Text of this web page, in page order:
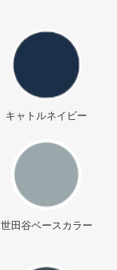
キャトルネイビー
世田谷ベースカラー